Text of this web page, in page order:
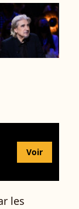
Voir
les